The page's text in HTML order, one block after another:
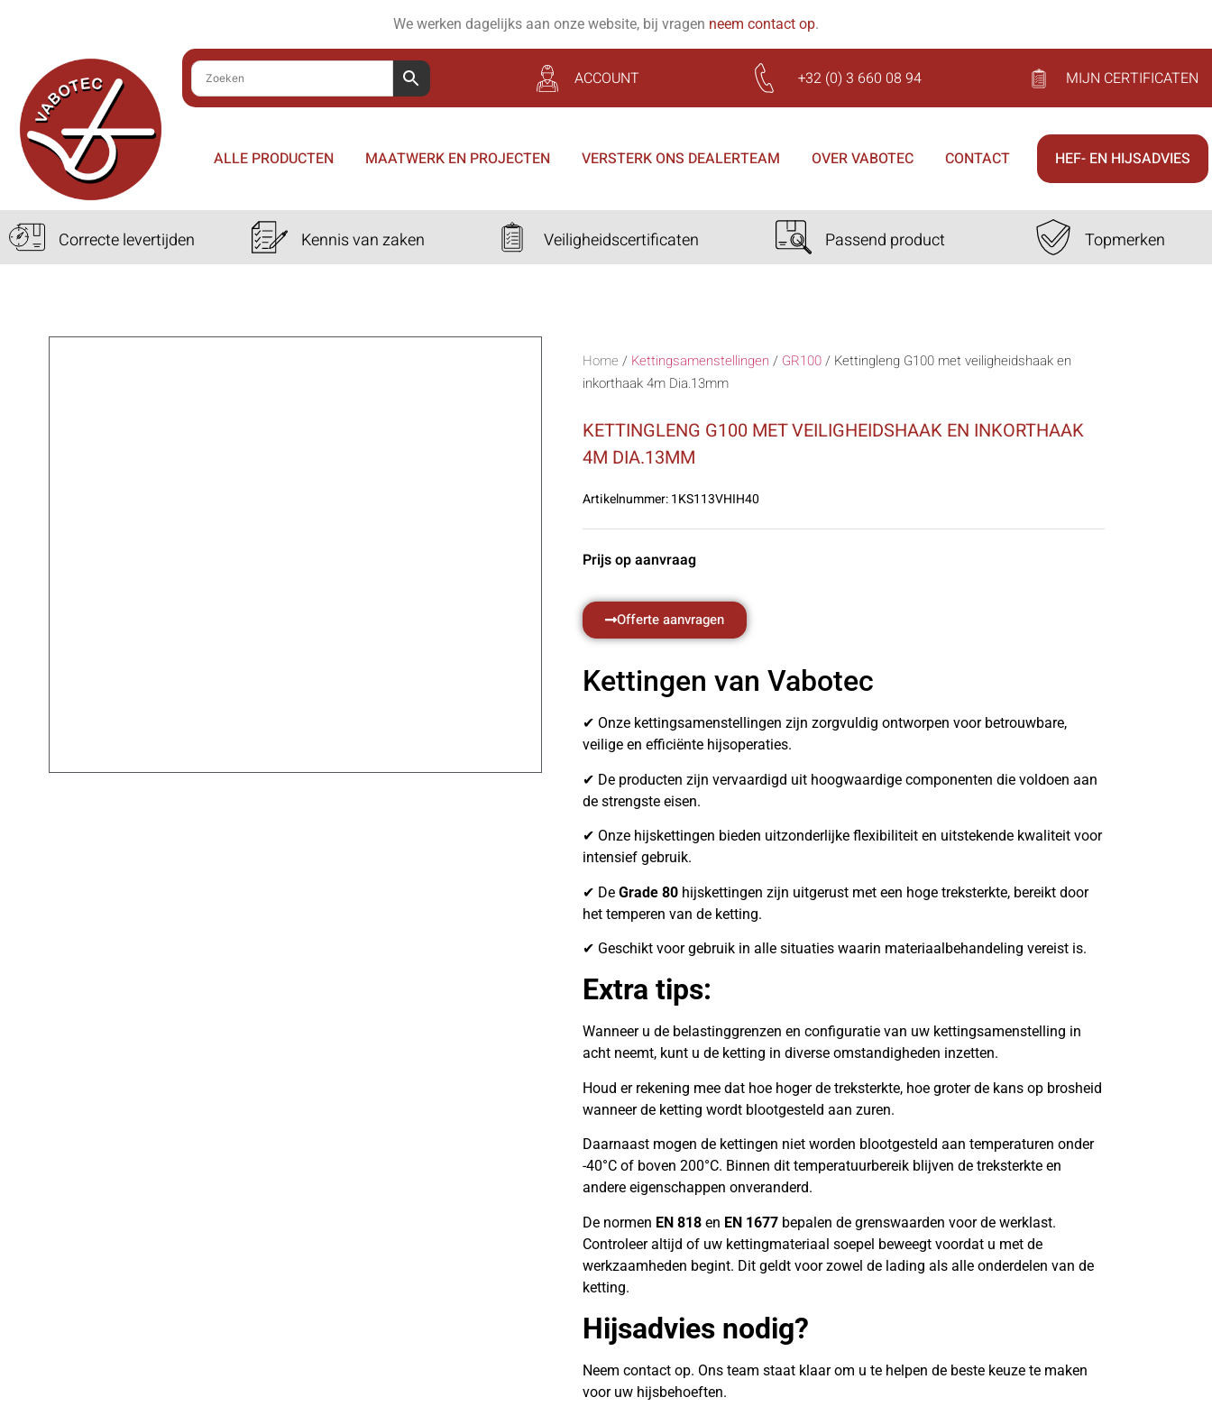
We werken dagelijks aan onze website, bij vragen neem contact op.
ACCOUNT +32 (0) 3 660 08 94 MIJN CERTIFICATEN
ALLE PRODUCTEN MAATWERK EN PROJECTEN VERSTERK ONS DEALERTEAM OVER VABOTEC CONTACT HEF- EN HIJSADVIES
Correcte levertijden Kennis van zaken Veiligheidscertificaten Passend product Topmerken
Home / Kettingsamenstellingen / GR100/ Kettingleng G100 met veiligheidshaak en
inkorthaak 4m Dia.13mm
KETTINGLENG G100 MET VEILIGHEIDSHAAK EN INKORTHAAK
4M DIA.13MM
Artikelnummer:1KS113VHIH40
Prijs op aanvraag
Offerte aanvragen
Kettingen van Vabotec
✔ Onze kettingsamenstellingen zijn zorgvuldig ontworpen voor betrouwbare,
veilige en efficiënte hijsoperaties.
✔ De producten zijn vervaardigd uit hoogwaardige componenten die voldoen aan
de strengste eisen.
✔ Onze hijskettingen bieden uitzonderlijke flexibiliteit en uitstekende kwaliteit voor
intensief gebruik.
✔ De Grade 80 hijskettingen zijn uitgerust met een hoge treksterkte, bereikt door
het temperen van de ketting.
✔ Geschikt voor gebruik in alle situaties waarin materiaalbehandeling vereist is.
Extra tips:
Wanneer u de belastinggrenzen en configuratie van uw kettingsamenstelling in
acht neemt, kunt u de ketting in diverse omstandigheden inzetten.
Houd er rekening mee dat hoe hoger de treksterkte, hoe groter de kans op brosheid
wanneer de ketting wordt blootgesteld aan zuren.
Daarnaast mogen de kettingen niet worden blootgesteld aan temperaturen onder
-40°C of boven 200°C. Binnen dit temperatuurbereik blijven de treksterkte en
andere eigenschappen onveranderd.
De normen EN 818 en EN 1677 bepalen de grenswaarden voor de werklast.
Controleer altijd of uw kettingmateriaal soepel beweegt voordat u met de
werkzaamheden begint. Dit geldt voor zowel de lading als alle onderdelen van de
ketting.
Hijsadvies nodig?
Neem contact op. Ons team staat klaar om u te helpen de beste keuze te maken
voor uw hijsbehoeften.